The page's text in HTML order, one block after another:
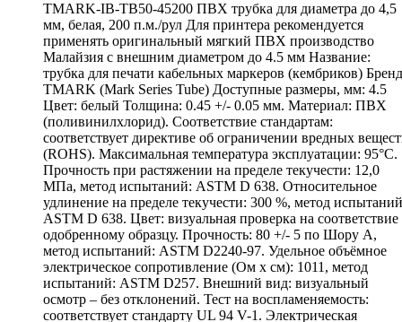
TMARK-IB-TB50-45200 ПВХ трубка для диаметра до 4,5
мм, белая, 200 п.м./рул Для принтера рекомендуется
применять оригинальный мягкий ПВХ производство
Малайзия с внешним диаметром до 4.5 мм Название:
трубка для печати кабельных маркеров (кембриков)
TMARK (Mark Series Tube) Доступные размеры, мм: 4.5
Цвет: белый Толщина: 0.45 +/- 0.05 мм. Материал: ПВХ
(поливинилхлорид). Соответствие стандартам:
соответствует директиве об ограничении вредных
(ROHS). Максимальная температура эксплуатации: 95°С.
Прочность при растяжении на пределе текучести: 12,0
МПа, метод испытаний: ASTM D 638. Относительное
удлинение на пределе текучести: 300 %, метод
ASTM D 638. Цвет: визуальная проверка на соответствие
одобренному образцу. Прочность: 80 +/- 5 по Шору А,
метод испытаний: ASTM D2240-97. Удельное объёмное
электрическое сопротивление (Ом х см): 1011, метод
испытаний: ASTM D257. Внешний вид: визуальный
осмотр – без отклонений. Тест на воспламеняемость:
соответствует стандарту UL 94 V-1. Электрическая